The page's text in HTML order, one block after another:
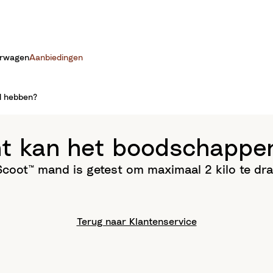
Aanbiedingen
hebben?
kan het
mand is getest om maximaal 2 kilo te
Terug naar Klantenservice